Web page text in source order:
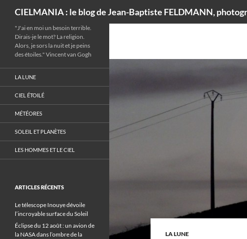
CIELMANIA : le blog de Jean-Baptiste FELDMANN,
LA LUNE
"J'ai en moi un besoin terrible.
Dirais-je le mot? La religion.
Alors, je sors la nuit et je peins
des étoiles." Vincent van Gogh
LA LUNE
CIEL ÉTOILÉ
MÉTÉORES
SOLEIL ET PLANÈTES
LES HOMMES ET LE CIEL
ARTICLES RÉCENTS
Le télescope Inouye dévoile
l’incroyable surface du Soleil
Éclipse du 12 août : un avion de
la NASA dans l’ombre de la